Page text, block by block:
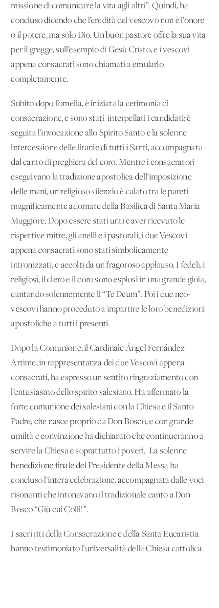
missione di comunicare la vita agli altri”. Quindi, ha
concluso dicendo che l’eredità del vescovo non è l’onore
o il potere, ma solo Dio. Un buon pastore offre la sua vita
per il gregge, sull’esempio di Gesù Cristo, e i vescovi
appena consacrati sono chiamati a emularlo
completamente.
Subito dopo l’omelia, è iniziata la cerimonia di
consacrazione, e sono stati interpellati i candidati; è
seguita l’invocazione allo Spirito Santo e la solenne
intercessione delle litanie di tutti i Santi, accompagnata
dal canto di preghiera del coro. Mentre i consacratori
eseguivano la tradizione apostolica dell’imposizione
delle mani, un religioso silenzio è calato tra le pareti
magnificamente adornate della Basilica di Santa Maria
Maggiore. Dopo essere stati unti e aver ricevuto le
rispettive mitre, gli anelli e i pastorali, i due Vescovi
appena consacrati sono stati simbolicamente
intronizzati, e accolti da un fragoroso applauso. I fedeli, i
religiosi, il clero e il coro sono esplosi in una grande gioia,
cantando solennemente il “Te Deum”. Poi i due neo-
vescovi hanno proceduto a impartire le loro benedizioni
apostoliche a tutti i presenti.
Dopo la Comunione, il Cardinale Ángel Fernández
Artime, in rappresentanza dei due Vescovi appena
consacrati, ha espresso un sentito ringraziamento con
l’entusiasmo dello spirito salesiano. Ha affermato la
forte comunione dei salesiani con la Chiesa e il Santo
Padre, che nasce proprio da Don Bosco, e con grande
umiltà e convinzione ha dichiarato che continueranno a
servire la Chiesa e soprattutto i poveri. La solenne
benedizione finale del Presidente della Messa ha
concluso l’intera celebrazione, accompagnata dalle voci
risonanti che intonavano il tradizionale canto a Don
Bosco “Giù dai Colli!”.
I sacri riti della Consacrazione e della Santa Eucaristia
hanno testimoniato l’universalità della Chiesa cattolica.
---